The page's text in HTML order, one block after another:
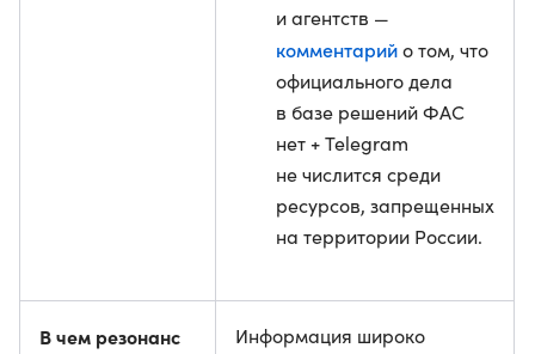
и агентств —
комментарийо том, что
официального дела
в базе решений ФАС
нет + Telegram
не числится среди
ресурсов, запрещенных
на территории России.
В чем резонанс
Информация широко